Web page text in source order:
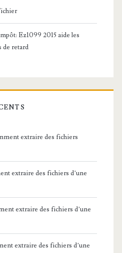
Ez1099 2015 aide les
de retard
extraire des fichiers
extraire des fichiers d’une
extraire des fichiers d’une
extraire des fichiers d’une